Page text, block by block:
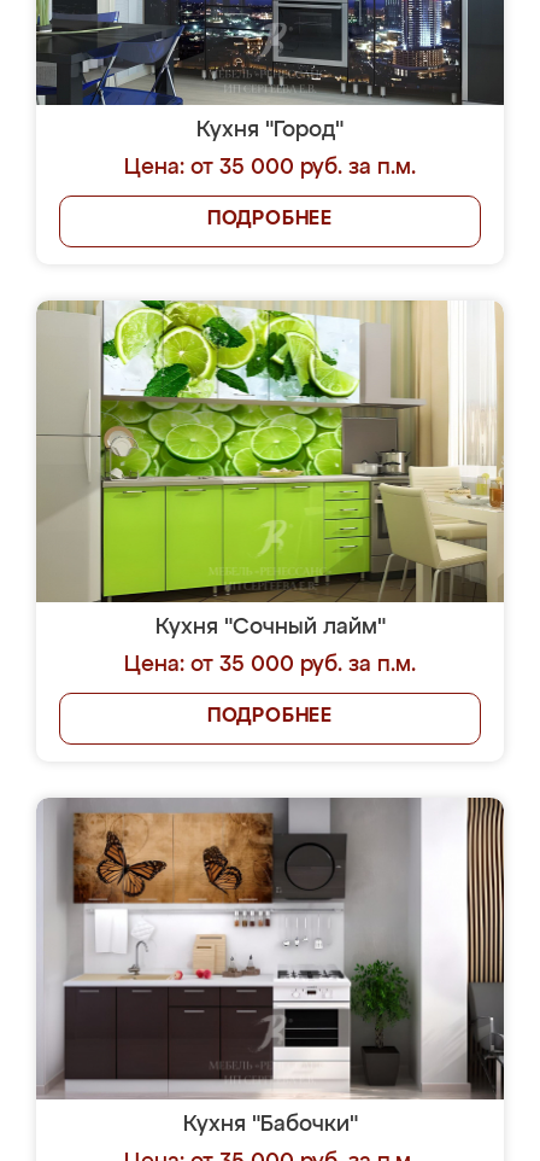
Кухня "Город"
Цена: от 35 000 руб. за п.м.
ПОДРОБНЕЕ
Кухня "Сочный лайм"
Цена: от 35 000 руб. за п.м.
ПОДРОБНЕЕ
Кухня "Бабочки"